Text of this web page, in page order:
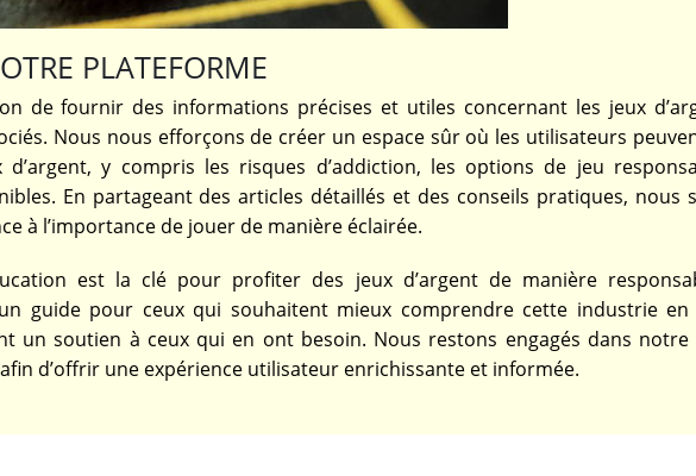
PLATEFORME
de fournir des informations précises et utiles concernant les jeux
Nous nous efforçons de créer un espace sûr où les utilisateurs
d’argent, y compris les risques d’addiction, les options de jeu
En partageant des articles détaillés et des conseils pratiques, nous
à l’importance de jouer de manière éclairée.
est la clé pour profiter des jeux d’argent de manière
guide pour ceux qui souhaitent mieux comprendre cette industrie en
un soutien à ceux qui en ont besoin. Nous restons engagés dans notre
d’offrir une expérience utilisateur enrichissante et informée.